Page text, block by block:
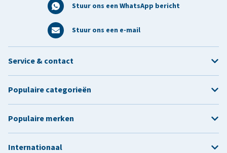
Stuur ons een WhatsApp bericht
Stuur ons een e-mail
Service & contact
Populaire categorieën
Populaire merken
Internationaal